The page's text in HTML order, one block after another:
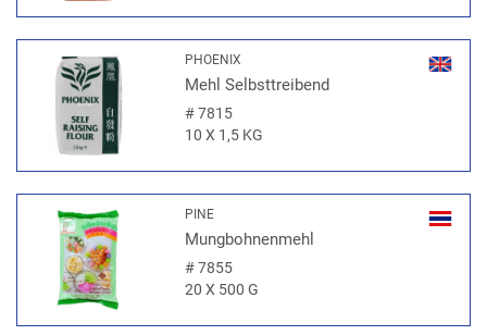
PHOENIX
Mehl Selbsttreibend
#7815
10 X 1,5 KG
PINE
Mungbohnenmehl
#7855
20 X 500 G